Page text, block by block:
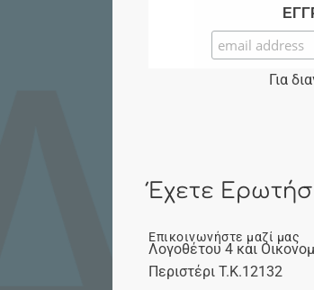
Για
Έχετε
Επικοινωνήστε μαζί μας
Λογοθέτου 4 και
Περιστέρι Τ.Κ.12132